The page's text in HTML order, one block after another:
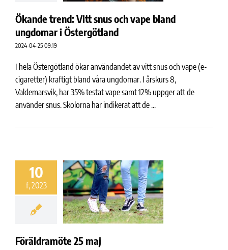
Ökande trend: Vitt snus och vape bland
ungdomar i Östergötland
2024-04-25 09:19
I hela Östergötland ökar användandet av vitt snus och vape (e-
cigaretter) kraftigt bland våra ungdomar. I årskurs 8,
Valdemarsvik, har 35% testat vape samt 12% uppger att de
använder snus. Skolorna har indikerat att de ...
10
f, 2023
Föräldramöte 25 maj